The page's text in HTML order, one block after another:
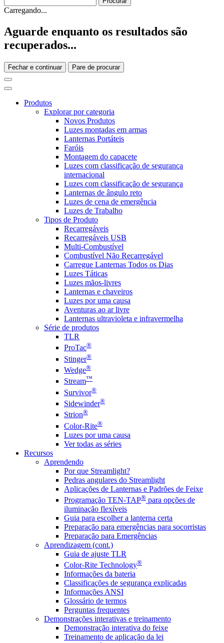
Carregando...
Aguarde enquanto os resultados são
recuperados...
Fechar e continuar Pare de procurar
Produtos
Explorar por categoria
Novos Produtos
Luzes montadas em armas
Lanternas Portáteis
Faróis
Montagem do capacete
Luzes com classificação de segurança
internacional
Luzes com classificação de segurança
Lanternas de ângulo reto
Luzes de cena de emergência
Luzes de Trabalho
Tipos de Produto
Recarregáveis
Recarregáveis USB
Multi-Combustível
Combustível Não Recarregável
Carregue Lanternas Todos os Dias
Luzes Táticas
Luzes mãos-livres
Lanternas e chaveiros
Luzes por uma causa
Aventuras ao ar livre
Lanternas ultravioleta e infravermelha
Série de produtos
TLR
ProTac®
Stinger®
Wedge®
Stream™
Survivor®
Sidewinder®
Strion®
Color-Rite®
Luzes por uma causa
Ver todas as séries
Recursos
Aprendendo
Por que Streamlight?
Pedras angulares do Streamlight
Aplicações de Lanternas e Padrões de Feixe
Programação TEN-TAP® para opções de
iluminação flexíveis
Guia para escolher a lanterna certa
Preparação para emergências para socorristas
Preparação para Emergências
Aprendizagem (cont.)
Guia de ajuste TLR
Color-Rite Technology®
Informações da bateria
Classificações de segurança explicadas
Informações ANSI
Glossário de termos
Perguntas frequentes
Demonstrações interativas e treinamento
Demonstração interativa do feixe
Treinamento de aplicação da lei